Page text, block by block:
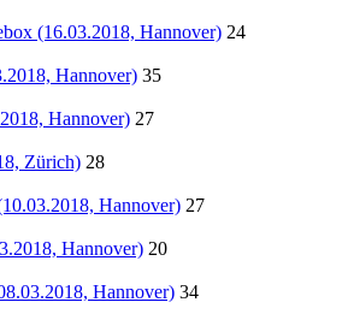
(16.03.2018, Hannover) 24
Hannover) 35
Hannover) 27
Zürich) 28
Hannover) 27
Hannover) 20
Hannover) 34